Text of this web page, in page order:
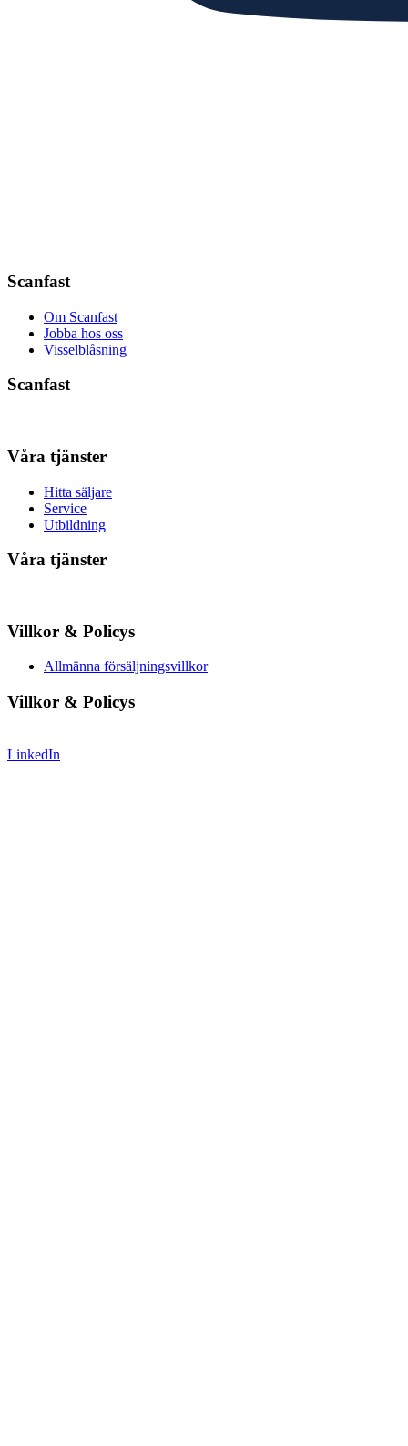
Scanfast
Om Scanfast
Jobba hos oss
Visselblåsning
Scanfast
Våra tjänster
Hitta säljare
Service
Utbildning
Våra tjänster
Villkor & Policys
Allmänna försäljningsvillkor
Villkor & Policys
LinkedIn